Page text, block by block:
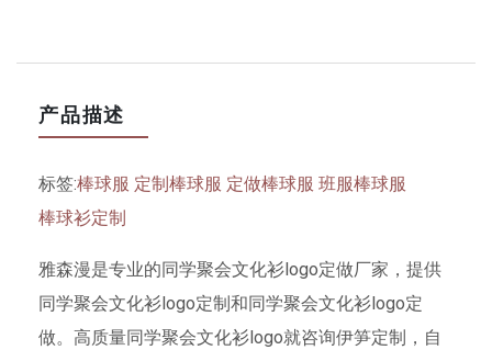
产品描述
标签:棒球服 定制棒球服 定做棒球服 班服棒球服
棒球衫定制
雅森漫是专业的同学聚会文化衫logo定做厂家，提供
同学聚会文化衫logo定制和同学聚会文化衫logo定
做。高质量同学聚会文化衫logo就咨询伊笋定制，自